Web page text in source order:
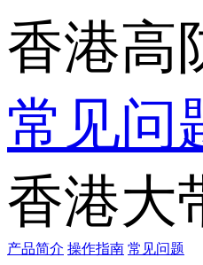
香港高
常见问
香港大
产品简介 操作指南 常见问题